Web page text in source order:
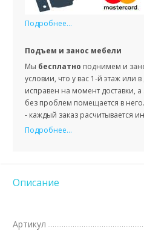
Подробнее...
Подъем и занос мебели
Мы бесплатно поднимем и
условии, что у вас 1-й этаж или
исправен на момент доставки,
без проблем помещается в
- каждый заказ расчитывается
Подробнее...
Описание
Артикул